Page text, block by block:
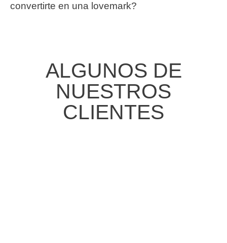
convertirte en una lovemark?
ALGUNOS DE
NUESTROS
CLIENTES